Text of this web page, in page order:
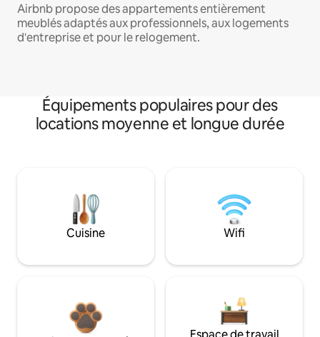
Airbnb propose des appartements entièrement
meublés adaptés aux professionnels, aux logements
d'entreprise et pour le relogement.
Équipements populaires pour des
locations moyenne et longue durée
Cuisine Wifi